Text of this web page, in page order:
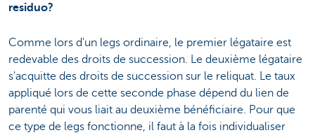
residuo?
Comme lors d'un legs ordinaire, le premier légataire est
redevable des droits de succession. Le deuxième légataire
s'acquitte des droits de succession sur le reliquat. Le taux
appliqué lors de cette seconde phase dépend du lien de
parenté qui vous liait au deuxième bénéficiaire. Pour que
ce type de legs fonctionne, il faut à la fois individualiser